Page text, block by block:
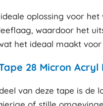
oplossing voor
waardoor het
het ideaal maakt
28 Micron Acryl
van deze tape is